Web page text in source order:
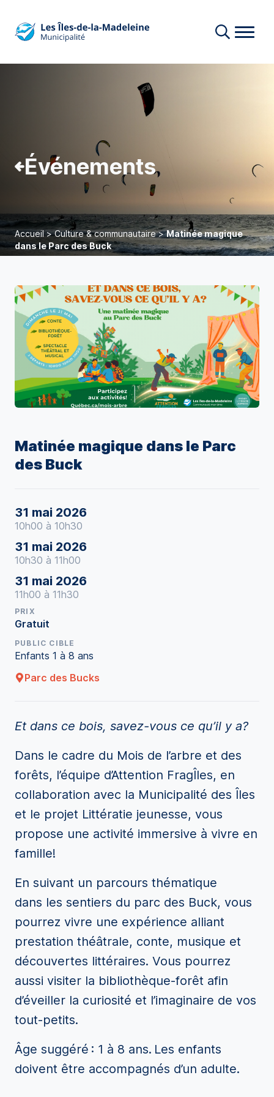
Événements
Accueil>Culture & communautaire>Matinée magique
dans le Parc des Buck
Matinée magique dans le Parc
des Buck
31 mai 2026
10h00 à 10h30
31 mai 2026
10h30 à 11h00
31 mai 2026
11h00 à 11h30
PRIX
Gratuit
PUBLIC CIBLE
Enfants 1 à 8 ans
Parc des Bucks
Et dans ce bois, savez-vous ce qu’il y a?
Dans le cadre du Mois de l’arbre et des
forêts, l’équipe d’Attention FragÎles, en
collaboration avec la Municipalité des Îles
et le projet Littératie jeunesse, vous
propose une activité immersive à vivre en
famille!
En suivant un parcours thématique
dans les sentiers du parc des Buck, vous
pourrez vivre une expérience alliant
prestation théâtrale, conte, musique et
découvertes littéraires. Vous pourrez
aussi visiter la bibliothèque-forêt afin
d’éveiller la curiosité et l’imaginaire de vos
tout-petits.
Âge suggéré : 1 à 8 ans. Les enfants
doivent être accompagnés d’un adulte.